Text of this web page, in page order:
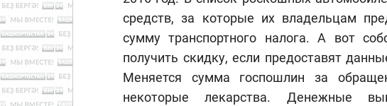
средств, за которые их владельцам
сумму транспортного налога. А вот
получить скидку, если предоставят
Меняется сумма госпошлин за
некоторые лекарства. Денежные